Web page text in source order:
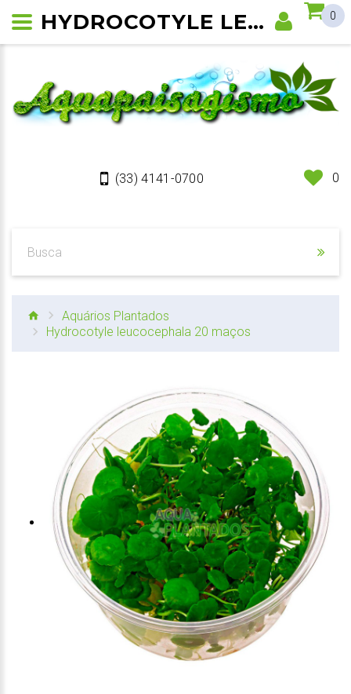
(33) 4141-0700 0
0
Aquários Plantados
Hydrocotyle leucocephala 20 maços
HYDROCOTYLE LEUCOCEPHALA